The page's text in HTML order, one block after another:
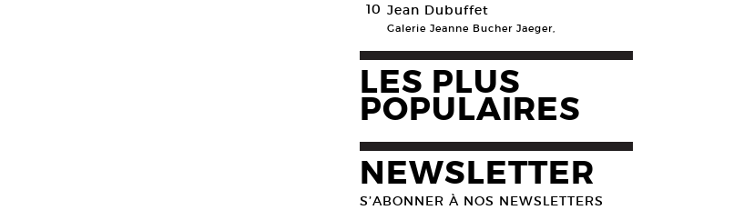
10 Jean Dubuffet
Galerie Jeanne Bucher Jaeger,
LES PLUS
POPULAIRES
NEWSLETTER
S’ABONNER À NOS NEWSLETTERS